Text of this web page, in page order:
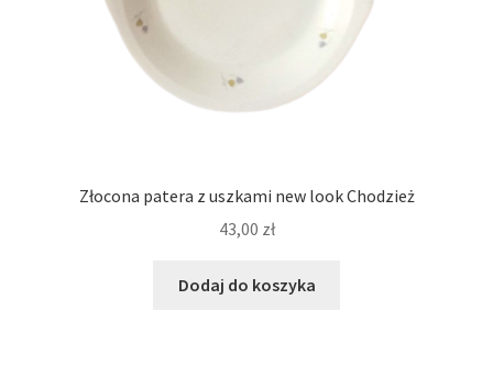
Złocona patera z uszkami new look Chodzież
43,00 zł
Dodaj do koszyka